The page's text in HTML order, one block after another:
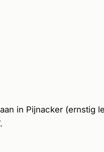
in Pijnacker (ernstig